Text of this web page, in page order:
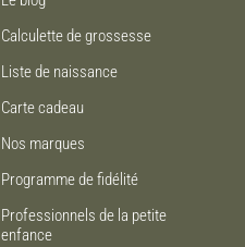
Calculette de grossesse
Liste de naissance
Carte cadeau
Nos marques
Programme de fidélité
Professionnels de la petite
enfance